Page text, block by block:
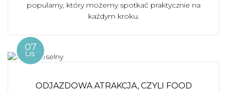
popularny, który możemy spotkać praktycznie na
każdym kroku.
07
Lis
ODJAZDOWA ATRAKCJA, CZYLI FOOD